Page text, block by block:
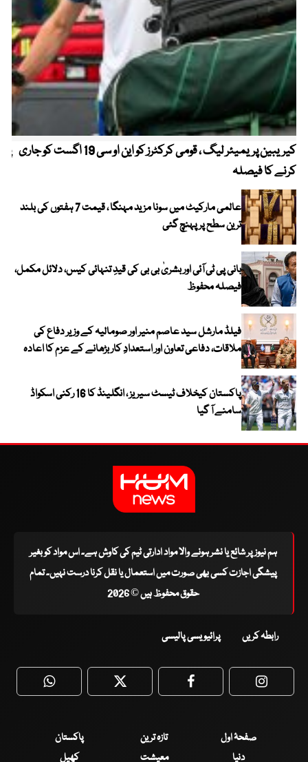
کیریبین پریمیئر لیگ ، قومی کرکٹرز کو این او سی 19 اگست کو جاری
کرنے کا فیصلہ
عالمی مارکیٹ میں سونا مزید مہنگا ، قیمت 7 ہفتوں کی بلند
ترین سطح پر پہنچ گئی
بانی پی ٹی آئی اور بشریٰ بی بی کی قیدِ تنہائی کیس، دلائل مکمل،
فیصلہ محفوظ
فیلڈ مارشل سید عاصم منیر اور صومالیہ کے وزیر دفاع کی
ملاقات، دفاعی تعاون اور استعدادِ کار بڑھانے کے عزم کا اعادہ
پاکستان کیخلاف ٹیسٹ سیریز ، انگلینڈ کا 16 رکنی اسکواڈ
سامنے آ گیا
ہم نیوز پر شائع یا نشر ہونے والا مواد ادارتی ٹیم کی کاوش ہے۔ اس مواد کو بغیر
پیشگی اجازت کسی بھی صورت میں استعمال یا نقل کرنا درست نہیں۔ تمام
حقوق محفوظ ہیں © 2026
رابطہ کریں پرائیویسی پالیسی
WhatsApp Twitter Facebook
صفحۂ اول تازہ ترین
پاکستان
دنیا
معیشت کھیل